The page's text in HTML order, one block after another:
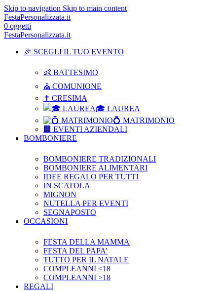
Skip to navigation Skip to main content
FestaPersonalizzata.it
0 oggetti
FestaPersonalizzata.it
🎉 SCEGLI IL TUO EVENTO
👶 BATTESIMO
⛪ COMUNIONE
✝ CRESIMA
🎓 LAUREA
💍 MATRIMONIO
🏢 EVENTI AZIENDALI
BOMBONIERE
BOMBONIERE TRADIZIONALI
BOMBONIERE ALIMENTARI
IDEE REGALO PER TUTTI
IN SCATOLA
MIGNON
NUTELLA PER EVENTI
SEGNAPOSTO
OCCASIONI
FESTA DELLA MAMMA
FESTA DEL PAPA’
TUTTO PER IL NATALE
COMPLEANNI <18
COMPLEANNI >18
REGALI